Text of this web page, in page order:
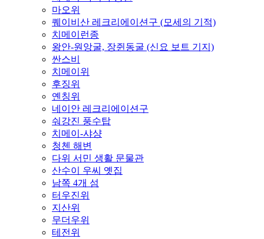
마오위
퀘이비산 레크리에이션구 (모세의 기적)
치메이런종
왕안-원앙굴, 장쥔동굴 (신요 보트 기지)
싼스비
치메이위
후징위
옌칭위
네이안 레크리에이션구
숴강진 풍수탑
치메이-샤샹
청첸 해변
다위 서민 생활 문물관
산수이 우씨 옛집
남쪽 4개 섬
터우진위
지산위
무더우위
테전위